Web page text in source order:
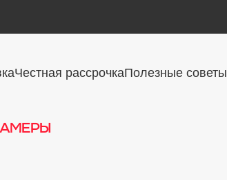
Честная рассрочкаПолезные советы